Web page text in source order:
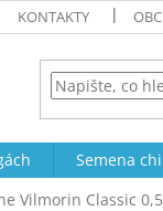
KONTAKTY
Semena
Vilmorin Classic